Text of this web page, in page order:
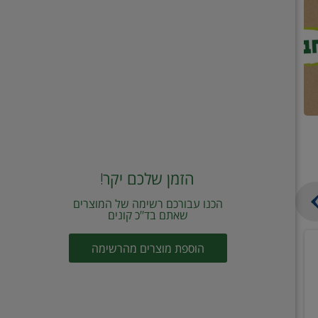
הזמן שלכם יקר!
הכנו עבורכם רשימה של המוצרים
שאתם בד"כ קונים
הוספת מוצרים מהרשימה